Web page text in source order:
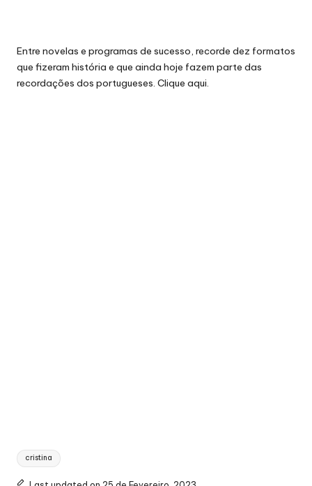
Entre novelas e programas de sucesso, recorde dez formatos
que fizeram história e que ainda hoje fazem parte das
recordações dos portugueses. Clique aqui.
Tags:
cristina